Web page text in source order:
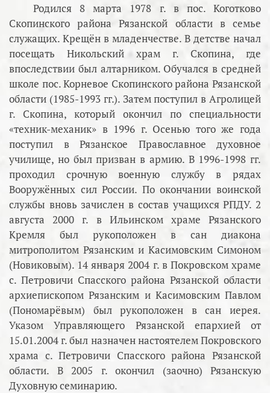
Родился 8 марта 1978 г. в пос. Коготково
Скопинского района Рязанской области в семье
служащих. Крещён в младенчестве. В детстве начал
посещать Никольский храм г. Скопина, где
впоследствии был алтарником. Обучался в средней
школе пос. Корневое Скопинского района Рязанской
области (1985-1993 гг.). Затем поступил в Агролицей
г. Скопина, который окончил по специальности
«техник-механик» в 1996 г. Осенью того же года
поступил в Рязанское Православное духовное
училище, но был призван в армию. В 1996-1998 гг.
проходил срочную военную службу в рядах
Вооружённых сил России. По окончании воинской
службы вновь зачислен в состав учащихся РПДУ. 2
августа 2000 г. в Ильинском храме Рязанского
Кремля был рукоположен в сан диакона
митрополитом Рязанским и Касимовским Симоном
(Новиковым). 14 января 2004 г. в Покровском храме
с. Петровичи Спасского района Рязанской области
архиепископом Рязанским и Касимовским Павлом
(Пономарёвым) был рукоположен в сан иерея.
Указом Управляющего Рязанской епархией от
15.01.2004 г. был назначен настоятелем Покровского
храма с. Петровичи Спасского района Рязанской
области. В 2005 г. окончил (заочно) Рязанскую
Духовную семинарию.